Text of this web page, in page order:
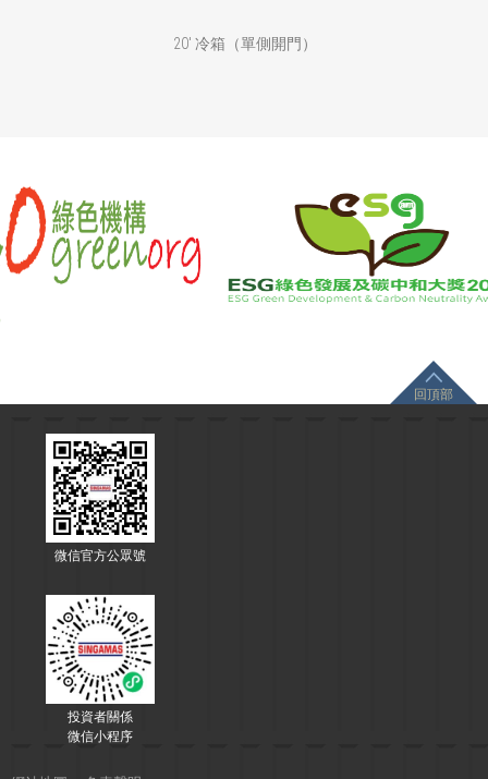
20' 冷箱（單側開門）
回頂部
微信官方公眾號
投資者關係
微信小程序